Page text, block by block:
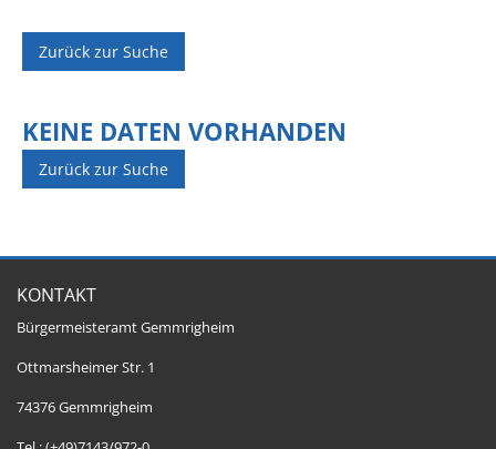
Zurück zur Suche
KEINE DATEN VORHANDEN
Zurück zur Suche
KONTAKT
Bürgermeisteramt Gemmrigheim
Ottmarsheimer Str. 1
74376 Gemmrigheim